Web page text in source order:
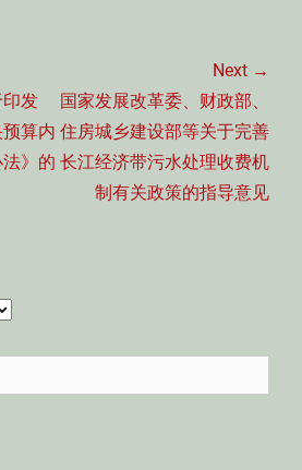
发
预算内
》的
Next →
Next
post:
国家发展改革委、财政部、
住房城乡建设部等关于完善
长江经济带污水处理收费机
制有关政策的指导意见